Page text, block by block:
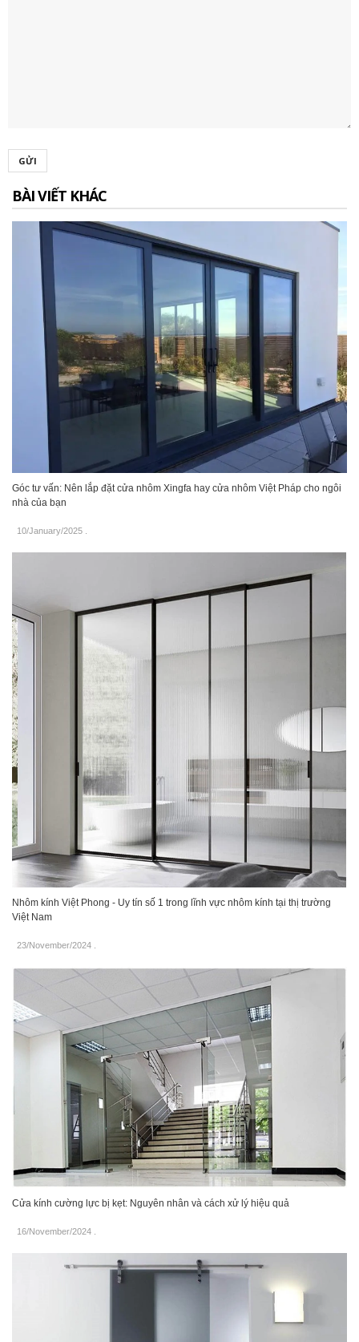
GỬI
BÀI VIẾT KHÁC
Góc tư vấn: Nên lắp đặt cửa nhôm Xingfa hay cửa nhôm Việt Pháp cho ngôi
nhà của bạn
10/January/2025
Nhôm kính Việt Phong - Uy tín số 1 trong lĩnh vực nhôm kính tại thị trường
Việt Nam
23/November/2024
Cửa kính cường lực bị kẹt: Nguyên nhân và cách xử lý hiệu quả
16/November/2024